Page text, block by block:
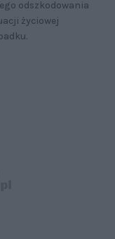
odszkodowania
życiowej